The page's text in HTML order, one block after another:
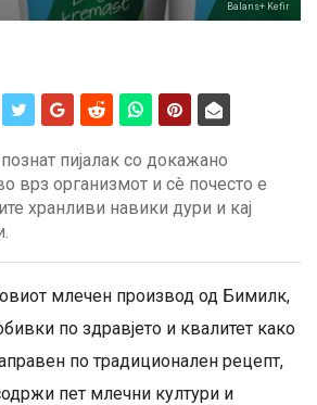
Balans+ Kefir
пијалак со докажано
врз организмот и сè почесто е
хранливи навики дури и кај
млечен производ од Бимилк,
по здравјето и квалитет како
по традиционален рецепт,
пет млечни култури и